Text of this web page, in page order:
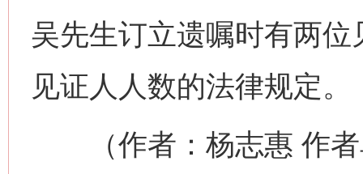
吴先生订立遗嘱时有两
见证人人数的法律规定。
（作者：杨志惠 作者